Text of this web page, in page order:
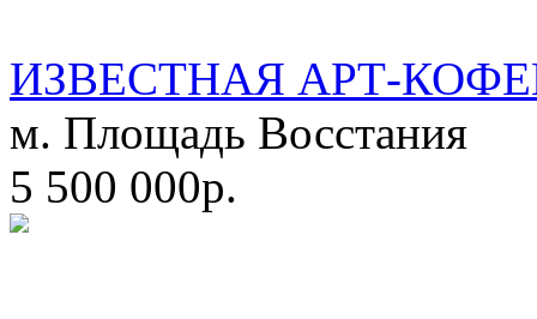
ИЗВЕСТНАЯ АРТ-
м. Площадь Восстания
5 500 000р.